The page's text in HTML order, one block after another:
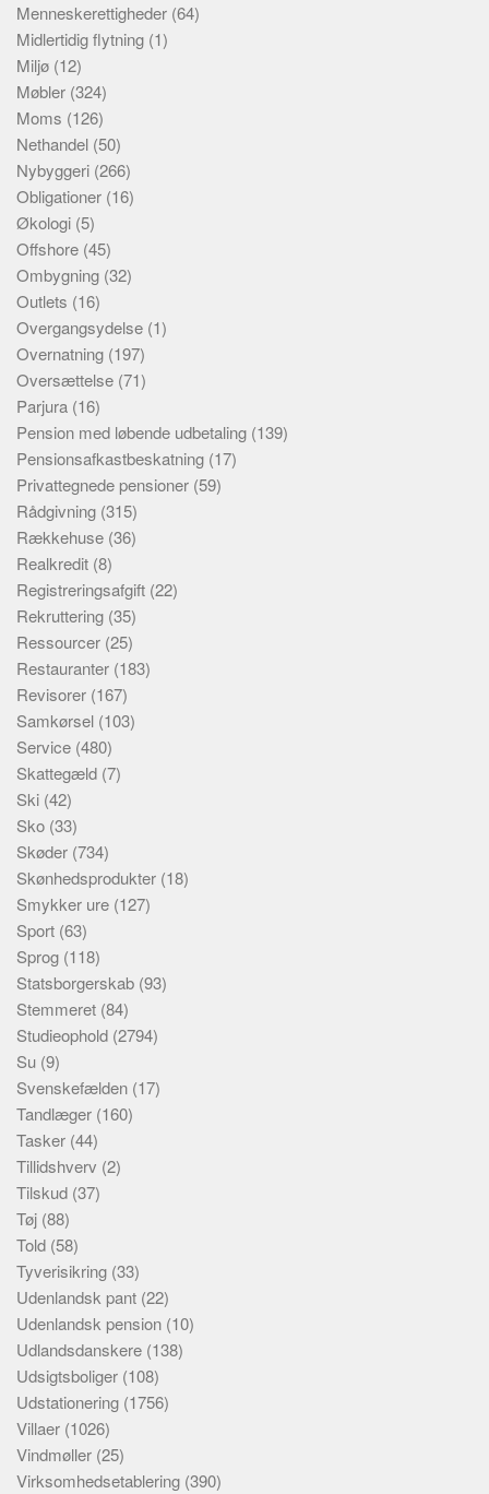
Menneskerettigheder (64)
Midlertidig flytning (1)
Miljø (12)
Møbler (324)
Moms (126)
Nethandel (50)
Nybyggeri (266)
Obligationer (16)
Økologi (5)
Offshore (45)
Ombygning (32)
Outlets (16)
Overgangsydelse (1)
Overnatning (197)
Oversættelse (71)
Parjura (16)
Pension med løbende udbetaling (139)
Pensionsafkastbeskatning (17)
Privattegnede pensioner (59)
Rådgivning (315)
Rækkehuse (36)
Realkredit (8)
Registreringsafgift (22)
Rekruttering (35)
Ressourcer (25)
Restauranter (183)
Revisorer (167)
Samkørsel (103)
Service (480)
Skattegæld (7)
Ski (42)
Sko (33)
Skøder (734)
Skønhedsprodukter (18)
Smykker ure (127)
Sport (63)
Sprog (118)
Statsborgerskab (93)
Stemmeret (84)
Studieophold (2794)
Su (9)
Svenskefælden (17)
Tandlæger (160)
Tasker (44)
Tillidshverv (2)
Tilskud (37)
Tøj (88)
Told (58)
Tyverisikring (33)
Udenlandsk pant (22)
Udenlandsk pension (10)
Udlandsdanskere (138)
Udsigtsboliger (108)
Udstationering (1756)
Villaer (1026)
Vindmøller (25)
Virksomhedsetablering (390)